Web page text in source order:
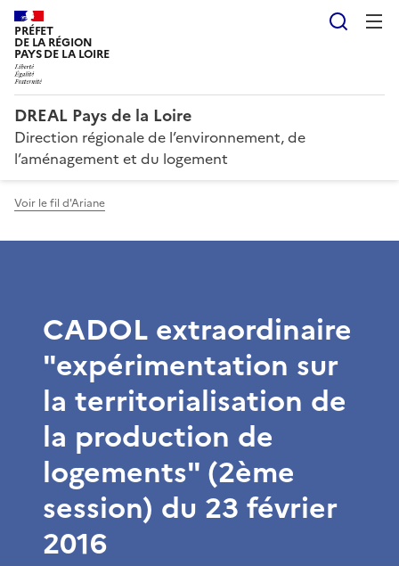
PRÉFET
DE LA RÉGION
PAYS DE LA LOIRE
DREAL Pays de la Loire
Direction régionale de l’environnement, de
l’aménagement et du logement
Voir le fil d'Ariane
CADOL extraordinaire
"expérimentation sur
la territorialisation de
la production de
logements" (2ème
session) du 23 février
2016